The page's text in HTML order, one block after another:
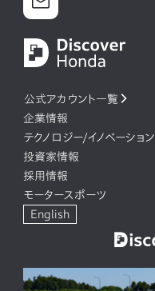
公式アカウント一覧
企業情報
テクノロジー/イノベーション
投資家情報
採用情報
モータースポーツ
English